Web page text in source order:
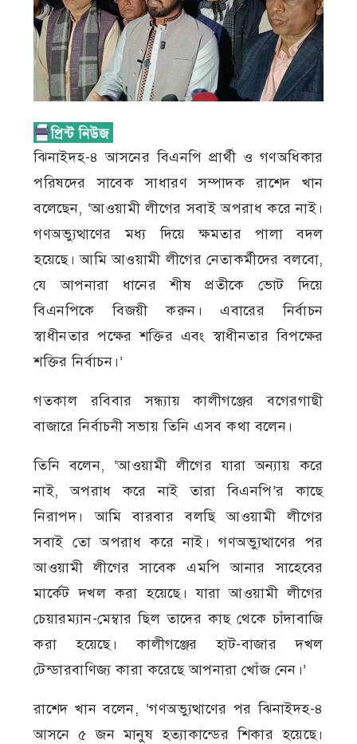
ঝিনাইদহ-৪ আসনের বিএনপি প্রার্থী ও গণঅধিকার
পরিষদের সাবেক সাধারণ সম্পাদক রাশেদ খান
বলেছেন, ‘আওয়ামী লীগের সবাই অপরাধ করে নাই।
গণঅভ্যুত্থাণের মধ্য দিয়ে ক্ষমতার পালা বদল
হয়েছে। আমি আওয়ামী লীগের নেতাকর্মীদের বলবো,
যে আপনারা ধানের শীষ প্রতীকে ভোট দিয়ে
বিএনপিকে বিজয়ী করুন। এবারের নির্বাচন
স্বাধীনতার পক্ষের শক্তির এবং স্বাধীনতার বিপক্ষের
শক্তির নির্বাচন।’
গতকাল রবিবার সন্ধ্যায় কালীগঞ্জের বগেরগাছী
বাজারে নির্বাচনী সভায় তিনি এসব কথা বলেন।
তিনি বলেন, ‘আওয়ামী লীগের যারা অন্যায় করে
নাই, অপরাধ করে নাই তারা বিএনপি’র কাছে
নিরাপদ। আমি বারবার বলছি আওয়ামী লীগের
সবাই তো অপরাধ করে নাই। গণঅভ্যুত্থাণের পর
আওয়ামী লীগের সাবেক এমপি আনার সাহেবের
মার্কেট দখল করা হয়েছে। যারা আওয়ামী লীগের
চেয়ারম্যান-মেম্বার ছিল তাদের কাছ থেকে চাঁদাবাজি
করা হয়েছে। কালীগঞ্জের হাট-বাজার দখল
টেন্ডারবাণিজ্য কারা করেছে আপনারা খোঁজ নেন।’
রাশেদ খান বলেন, ‘গণঅভ্যুত্থাণের পর ঝিনাইদহ-৪
আসনে ৫ জন মানুষ হত্যাকান্ডের শিকার হয়েছে।